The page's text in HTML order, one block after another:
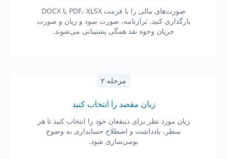
صورت‌های مالی را با فرمت PDF، XLSX یا DOCX
بارگذاری کنید. ترازنامه، صورت سود و زیان و صورت
جریان وجوه نقد همگی پشتیبانی می‌شوند.
مرحله ۲
زبان مقصد را انتخاب کنید
زبان مورد نظر برای ذینفعان خود را انتخاب کنید تا هر
سطر، یادداشت و اصطلاح حسابداری به وضوح
بومی‌سازی شود.